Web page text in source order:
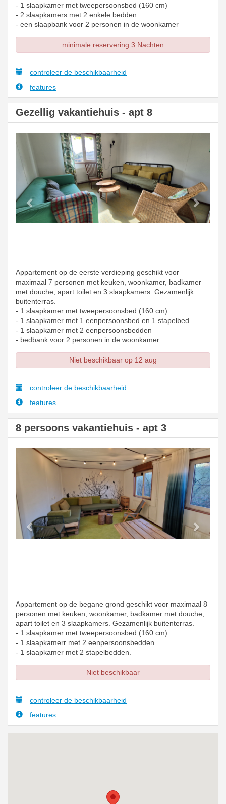
- 1 slaapkamer met tweepersoonsbed (160 cm)
- 2 slaapkamers met 2 enkele bedden
- een slaapbank voor 2 personen in de woonkamer
minimale reservering 3 Nachten
controleer de beschikbaarheid
features
Gezellig vakantiehuis - apt 8
Previous
Appartement op de eerste verdieping geschikt voor
maximaal 7 personen met keuken, woonkamer, badkamer
met douche, apart toilet en 3 slaapkamers. Gezamenlijk
buitenterras.
- 1 slaapkamer met tweepersoonsbed (160 cm)
- 1 slaapkamer met 1 eenpersoonsbed en 1 stapelbed.
- 1 slaapkamer met 2 eenpersoonsbedden
- bedbank voor 2 personen in de woonkamer
Niet beschikbaar op 12 aug
controleer de beschikbaarheid
features
8 persoons vakantiehuis - apt 3
Previous Next
Appartement op de begane grond geschikt voor maximaal 8
personen met keuken, woonkamer, badkamer met douche,
apart toilet en 3 slaapkamers. Gezamenlijk buitenterras.
- 1 slaapkamer met tweepersoonsbed (160 cm)
- 1 slaapkamerr met 2 eenpersoonsbedden.
- 1 slaapkamer met 2 stapelbedden.
Niet beschikbaar
controleer de beschikbaarheid
features